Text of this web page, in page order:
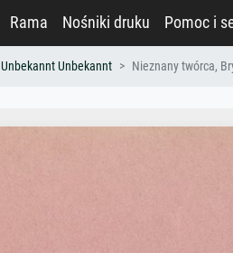
Rama Nośniki druku Pomoc i
Unbekannt Unbekannt Nieznany twórca,